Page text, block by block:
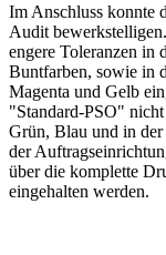
Im Anschluss konnte
Audit
engere Toleranzen in
Buntfarben, sowie in
Magenta und Gelb
"Standard-PSO"
Grün, Blau und in der
der
über die komplette
eingehalten werden.